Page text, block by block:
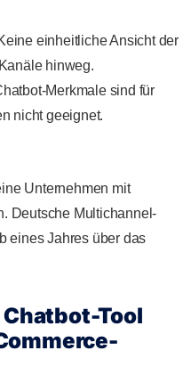
einheitliche Ansicht der
hinweg.
Merkmale sind für
nicht geeignet.
Unternehmen mit
Deutsche Multichannel-
eines Jahres über das
Tool